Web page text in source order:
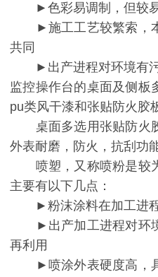
►色彩易调制，但较
►施工工艺较繁索，本
共同
►出产进程对环境有
监控操作台的桌面及侧板
pu类风干漆和张贴防火胶
桌面多选用张贴防火胶
外表耐磨，防火，抗刮功
喷塑，又称喷粉是较
主要有以下几点：
►粉沫涂料在加工进程
►出产加工进程对环境
再利用
►喷涂外表硬度高，具